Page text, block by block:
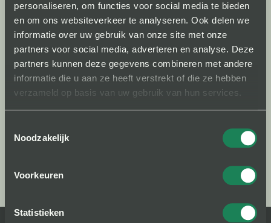
personaliseren, om functies voor social media te bieden
en om ons websiteverkeer te analyseren. Ook delen we
informatie over uw gebruik van onze site met onze
partners voor social media, adverteren en analyse. Deze
partners kunnen deze gegevens combineren met andere
informatie die u aan ze heeft verstrekt of die ze hebben
verzameld op basis van uw gebruik van hun services.
Noodzakelijk
Voorkeuren
Statistieken
Wachtwoord
Blijf ingelogd op deze computer
Wachtwoord vergeten? Inloggen
Heb je ons nodig? We helpen je graag.